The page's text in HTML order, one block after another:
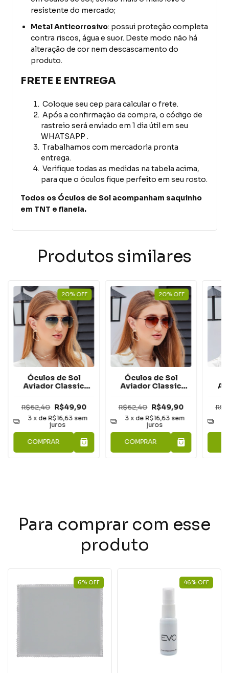
resistente do mercado;
Metal Anticorrosivo: possui proteção completa
contra riscos, água e suor. Deste modo não há
alteração de cor nem descascamento do
produto.
FRETE E ENTREGA
Coloque seu cep para calcular o frete.
Após a confirmação da compra, o código de
rastreio será enviado em 1 dia útil em seu
WHATSAPP .
Trabalhamos com mercadoria pronta
entrega.
Verifique todas as medidas na tabela acima,
para que o óculos fique perfeito em seu rosto.
Todos os Óculos de Sol acompanham saquinho
em TNT e flanela.
Produtos similares
20% OFF
Óculos de Sol
Aviador Classic
R$62,40 R$49,90
3 x deR$16,63 sem
juros
COMPRAR
20% OFF
Óculos de Sol
Aviador Classic
R$62,40 R$49,90
3 x deR$16,63 sem
juros
COMPRAR
Para comprar com esse
produto
6% OFF 46% OFF